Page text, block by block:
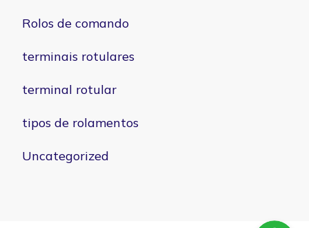
Rolos de comando
terminais rotulares
terminal rotular
tipos de rolamentos
Uncategorized